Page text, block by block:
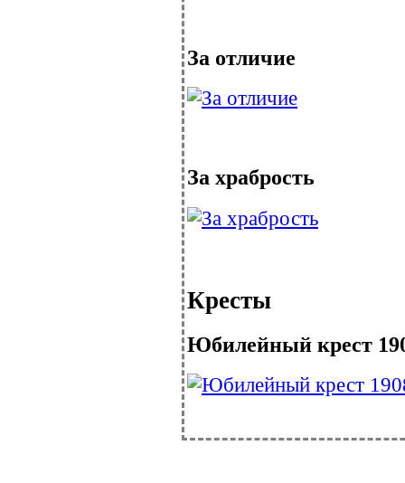
За отличие
За храбрость
Кресты
Юбилейный крест